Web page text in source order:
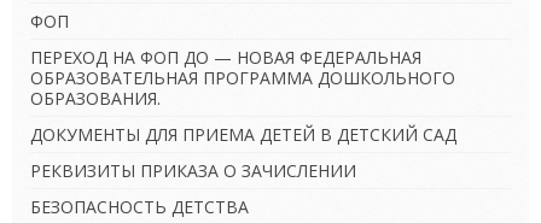
ФОП
ПЕРЕХОД НА ФОП ДО — НОВАЯ ФЕДЕРАЛЬНАЯ
ОБРАЗОВАТЕЛЬНАЯ ПРОГРАММА ДОШКОЛЬНОГО
ОБРАЗОВАНИЯ.
ДОКУМЕНТЫ ДЛЯ ПРИЕМА ДЕТЕЙ В ДЕТСКИЙ САД
РЕКВИЗИТЫ ПРИКАЗА О ЗАЧИСЛЕНИИ
БЕЗОПАСНОСТЬ ДЕТСТВА